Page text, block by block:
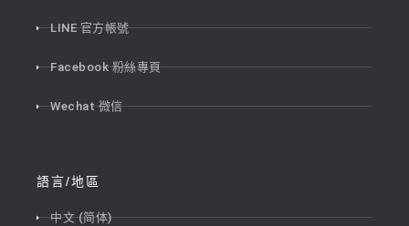
LINE 官方帳號
Facebook 粉絲專頁
Wechat 微信
語言/地區
中文 (简体)